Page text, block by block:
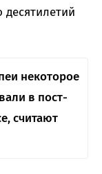
некоторое
в пост-
считают